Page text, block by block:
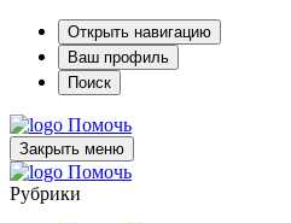
Открыть навигацию
Ваш профиль
Поиск
Помочь
Закрыть меню
Помочь
Рубрики